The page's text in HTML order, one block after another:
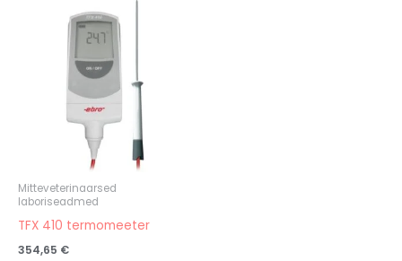
Mitteveterinaarsed
laboriseadmed
TFX 410 termomeeter
354,65 €